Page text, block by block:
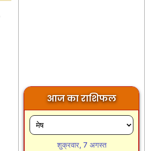
आज का राशिफल
शुक्रवार, 7 अगस्त